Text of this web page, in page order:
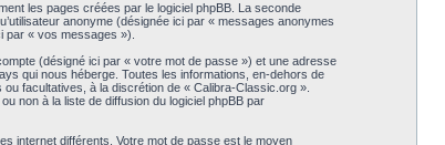
les pages créées par le logiciel phpBB. La seconde
anonyme (désignée ici par « messages anonymes
par « vos messages »).
(désigné ici par « votre mot de passe ») et une adresse
qui nous héberge. Toutes les informations, en-dehors de
facultatives, à la discrétion de « Calibra-Classic.org ».
non à la liste de diffusion du logiciel phpBB par
internet différents. Votre mot de passe est le moyen